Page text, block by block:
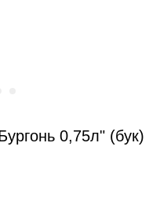
0,75л" (бук)